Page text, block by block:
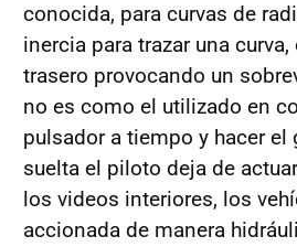
conocida, para curvas de
inercia para trazar una
trasero provocando un
no es como el utilizado en
pulsador a tiempo y hacer
suelta el piloto deja de
los videos interiores, los
accionada de manera